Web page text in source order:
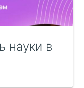
науки в